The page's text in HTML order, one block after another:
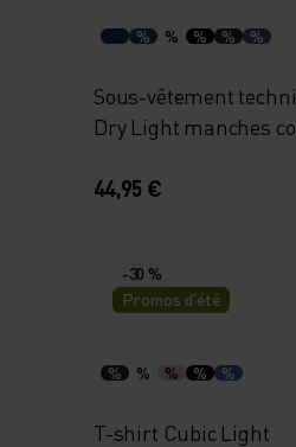
% % % % %
Sous-vêtement
Dry Light manches
44,95 €
-30 %
Promos d’été
% % % % %
T-shirt Cubic Light